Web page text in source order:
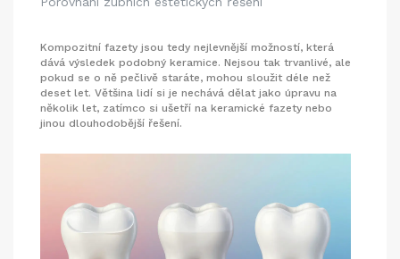
Kompozitní fazety jsou tedy nejlevnější možností, která
dává výsledek podobný keramice. Nejsou tak trvanlivé, ale
pokud se o ně pečlivě staráte, mohou sloužit déle než
deset let. Většina lidí si je nechává dělat jako úpravu na
několik let, zatímco si ušetří na keramické fazety nebo
jinou dlouhodobější řešení.